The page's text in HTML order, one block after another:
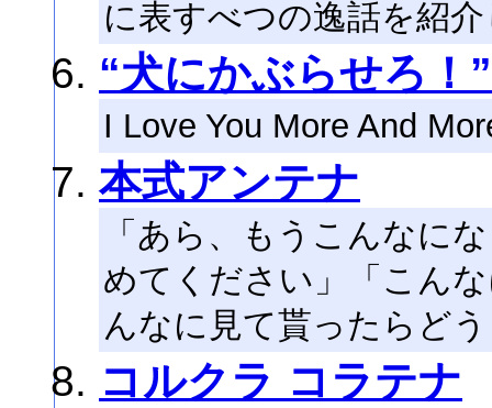
に表すべつの逸話を紹
“犬にかぶらせろ！
I Love You More And
本式アンテナ
「あら、もうこんなに
めてください」「こん
んなに見て貰ったらど
コルクラ コラテナ